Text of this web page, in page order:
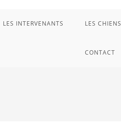
LES INTERVENANTS LES CHIENS
CONTACT